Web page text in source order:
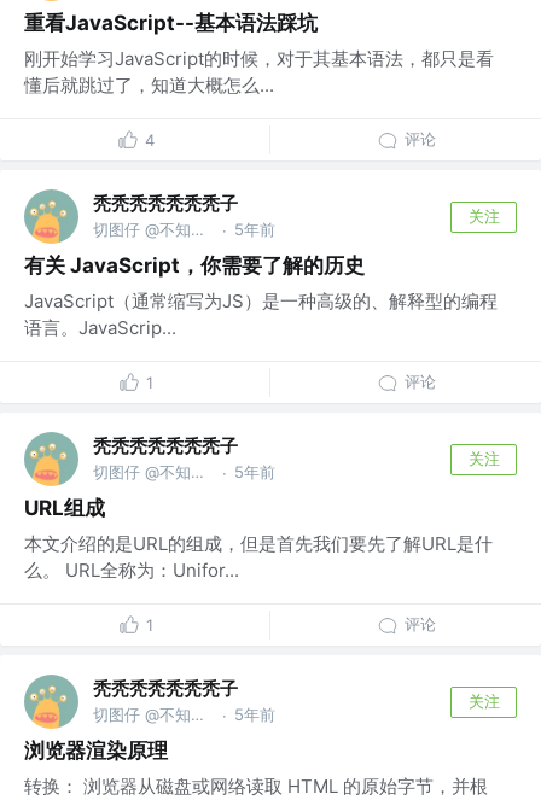
重看JavaScript--基本语法踩坑
刚开始学习JavaScript的时候，对于其基本语法，都只是看
懂后就跳过了，知道大概怎么...
4 评论
秃秃秃秃秃秃秃子
切图仔 @不知道什么公司 · 5年前
关注
有关 JavaScript，你需要了解的历史
JavaScript（通常缩写为JS）是一种高级的、解释型的编程
语言。JavaScrip...
1 评论
秃秃秃秃秃秃秃子
切图仔 @不知道什么公司 · 5年前
关注
URL组成
本文介绍的是URL的组成，但是首先我们要先了解URL是什
么。 URL全称为：Unifor...
1 评论
秃秃秃秃秃秃秃子
切图仔 @不知道什么公司 · 5年前
关注
浏览器渲染原理
转换： 浏览器从磁盘或网络读取 HTML 的原始字节，并根